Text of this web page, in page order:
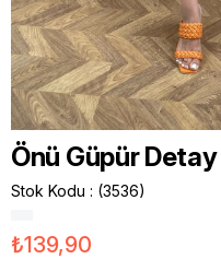
Önü Güpür
Stok Kodu (3536)
₺139,90